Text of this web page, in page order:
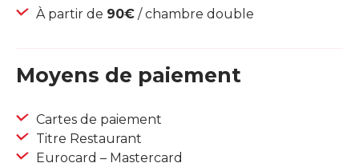
À partir de 90€ / chambre double
Moyens de paiement
Cartes de paiement
Titre Restaurant
Eurocard – Mastercard